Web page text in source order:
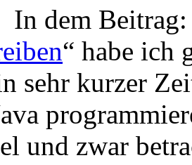
In dem Beitrag:
“ habe ich
sehr kurzer
und zwar